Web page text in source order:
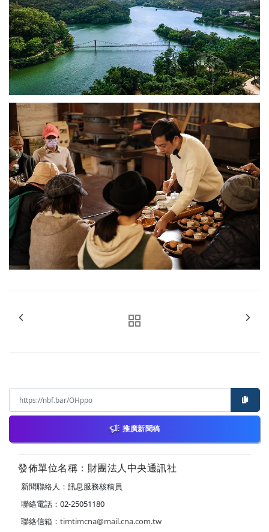
推廣新聞稿
發佈單位名稱：財團法人中央通訊社
新聞聯絡人：訊息服務核稿員
聯絡電話：02-25051180
聯絡信箱： timtimcna@mail.cna.com.tw